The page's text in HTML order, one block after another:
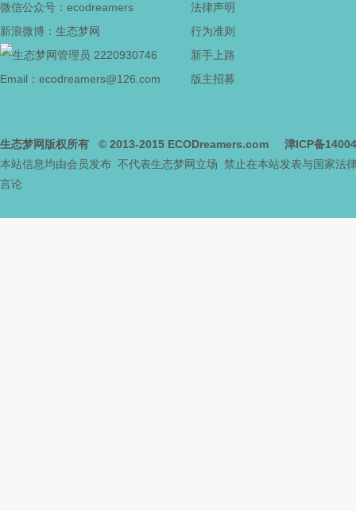
微信公众号：ecodreamers
新浪微博：生态梦网
2220930746
Email：ecodreamers@126.com
法律声明
行为准则
新手上路
版主招募
生态梦网版权所有 © 2013-2015 ECODreamers.com
津ICP备
本站信息均由会员发布 不代表生态梦网立场 禁止在本站发表与国家法
言论